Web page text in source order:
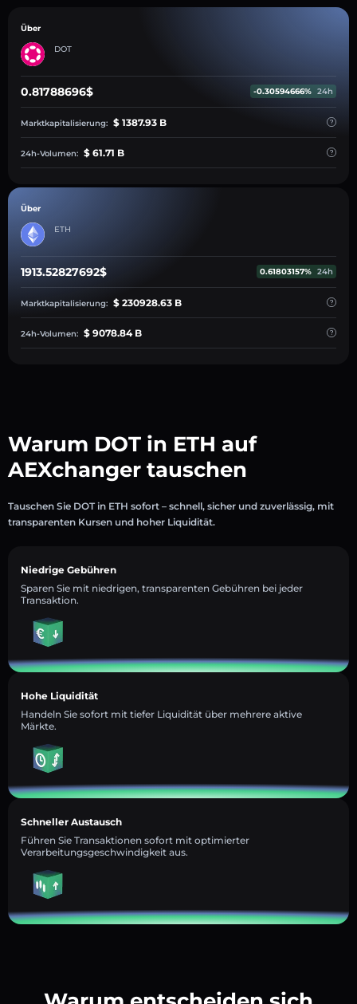
Über
DOT
0.81788696$ -0.30594666% 24h
Marktkapitalisierung: $ 1387.93 B
24h-Volumen: $ 61.71 B
Über
ETH
1913.52827692$ 0.61803157% 24h
Marktkapitalisierung: $ 230928.63 B
24h-Volumen: $ 9078.84 B
Warum DOT in ETH auf
AEXchanger tauschen
Tauschen Sie DOT in ETH sofort – schnell, sicher und zuverlässig, mit
transparenten Kursen und hoher Liquidität.
Niedrige Gebühren
Sparen Sie mit niedrigen, transparenten Gebühren bei jeder
Transaktion.
Hohe Liquidität
Handeln Sie sofort mit tiefer Liquidität über mehrere aktive
Märkte.
Schneller Austausch
Führen Sie Transaktionen sofort mit optimierter
Verarbeitungsgeschwindigkeit aus.